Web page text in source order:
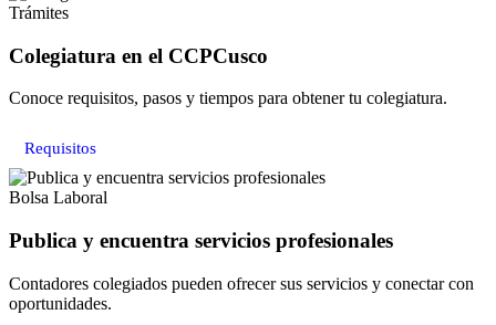
Trámites
Colegiatura en el CCPCusco
Conoce requisitos, pasos y tiempos para obtener tu colegiatura.
Requisitos
Bolsa Laboral
Publica y encuentra servicios profesionales
Contadores colegiados pueden ofrecer sus servicios y conectar con
oportunidades.